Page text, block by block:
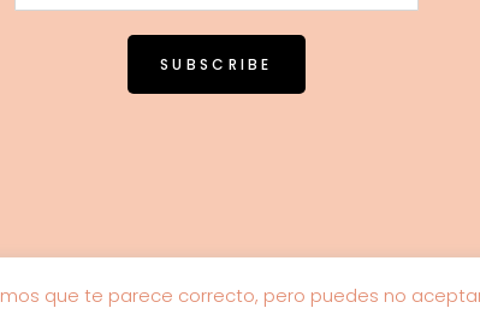
que te parece correcto, pero puedes no